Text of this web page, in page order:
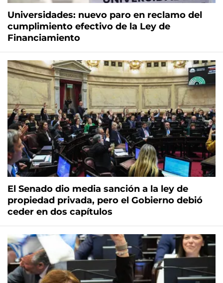
Universidades: nuevo paro en reclamo del
cumplimiento efectivo de la Ley de
Financiamiento
El Senado dio media sanción a la ley de
propiedad privada, pero el Gobierno debió
ceder en dos capítulos